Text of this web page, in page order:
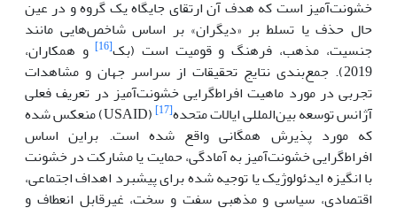
خشونت‌آمیز است که هدف آن ارتقای جایگاه یک گروه و در عین
حال حذف یا تسلط بر «دیگران» بر اساس شاخص‌هایی مانند
جنسیت، مذهب، فرهنگ و قومیت است (بک[16]
و همکاران،
2019). جمع‌بندی نتایج تحقیقات از سراسر جهان و مشاهدات
تجربی در مورد ماهیت افراط‌گرایی خشونت‌آمیز در تعریف فعلی
آژانس توسعه بین‌المللی ایالات متحده[17]
(USAID) منعکس شده
که مورد پذیرش همگانی واقع شده است. براین اساس
افراط‌گرایی خشونت‌آمیز به آمادگی، حمایت یا مشارکت در خشونت
با انگیزه ایدئولوژیک یا توجیه شده برای پیشبرد اهداف اجتماعی،
اقتصادی، سیاسی و مذهبی سفت و سخت، غیرقابل انعطاف و